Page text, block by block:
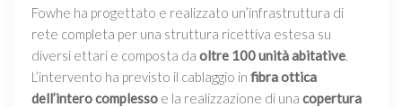
Fowhe ha progettato e realizzato un’infrastruttura di
rete completa per una struttura ricettiva estesa su
diversi ettari e composta da oltre 100 unità abitative.
L’intervento ha previsto il cablaggio in fibra ottica
dell’intero complesso e la realizzazione di una copertura